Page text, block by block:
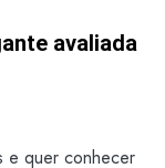
avaliada
e quer conhecer